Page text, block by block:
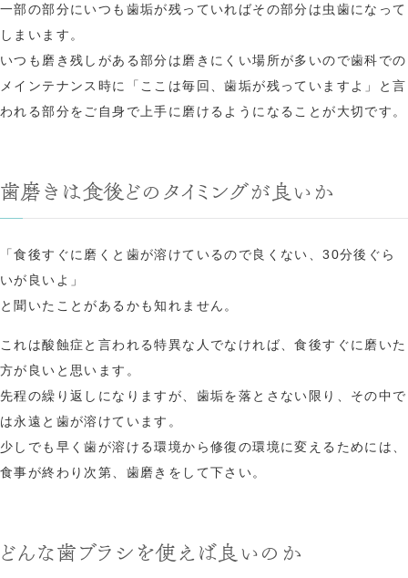
一部の部分にいつも歯垢が残っていればその部分は虫歯になって
しまいます。
いつも磨き残しがある部分は磨きにくい場所が多いので歯科での
メインテナンス時に「ここは毎回、歯垢が残っていますよ」と言
われる部分をご自身で上手に磨けるようになることが大切です。
歯磨きは食後どのタイミングが良いか
「食後すぐに磨くと歯が溶けているので良くない、30分後ぐら
いが良いよ」
と聞いたことがあるかも知れません。
これは酸蝕症と言われる特異な人でなければ、食後すぐに磨いた
方が良いと思います。
先程の繰り返しになりますが、歯垢を落とさない限り、その中で
は永遠と歯が溶けています。
少しでも早く歯が溶ける環境から修復の環境に変えるためには、
食事が終わり次第、歯磨きをして下さい。
どんな歯ブラシを使えば良いのか